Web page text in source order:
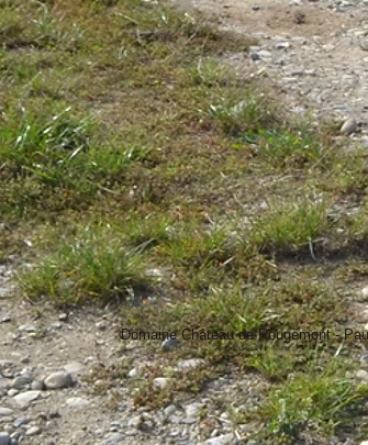
Domaine Château de Rougemont -